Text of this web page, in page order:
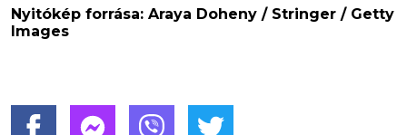
Nyitókép forrása: Araya Doheny / Stringer / Getty
Images